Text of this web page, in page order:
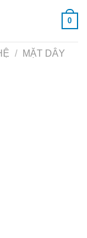
0
/
MẶT DÂY